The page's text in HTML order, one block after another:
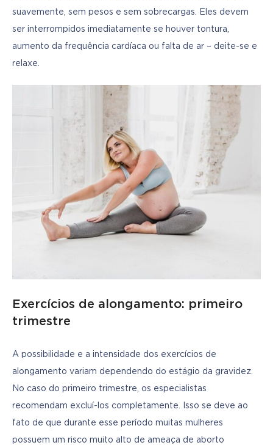
suavemente, sem pesos e sem sobrecargas. Eles devem
ser interrompidos imediatamente se houver tontura,
aumento da frequência cardíaca ou falta de ar – deite-se e
relaxe.
Exercícios de alongamento: primeiro
trimestre
A possibilidade e a intensidade dos exercícios de
alongamento variam dependendo do estágio da gravidez.
No caso do primeiro trimestre, os especialistas
recomendam excluí-los completamente. Isso se deve ao
fato de que durante esse período muitas mulheres
possuem um risco muito alto de ameaça de aborto